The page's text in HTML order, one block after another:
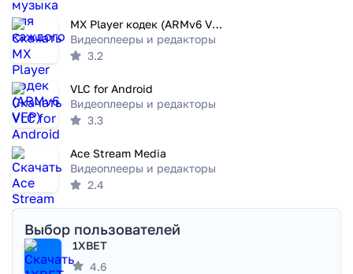
MX Player кодек (ARMv6 VFP)
Видеоплееры и редакторы
3.2
VLC for Android
Видеоплееры и редакторы
3.3
Ace Stream Media
Видеоплееры и редакторы
2.4
Выбор пользователей
1XBET
4.6